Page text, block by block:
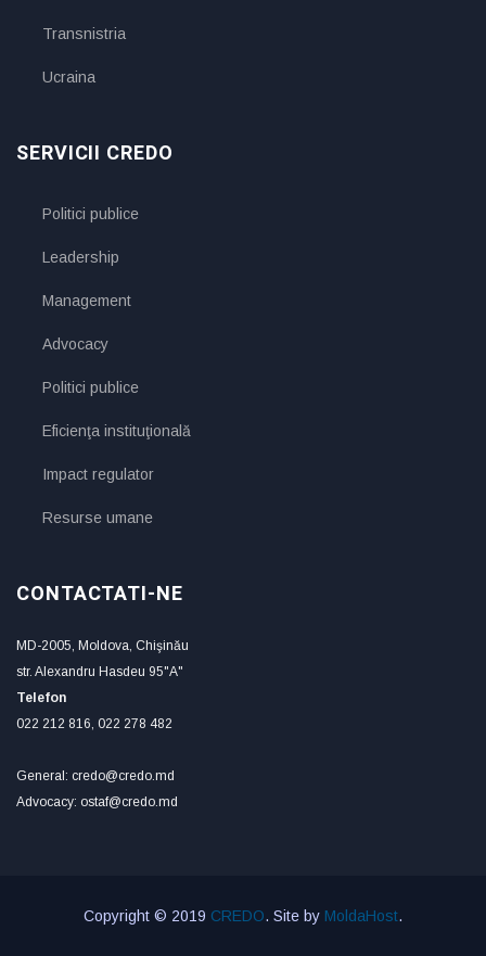
Transnistria
Ucraina
SERVICII CREDO
Politici publice
Leadership
Management
Advocacy
Politici publice
Eficienţa instituţională
Impact regulator
Resurse umane
CONTACTATI-NE
MD-2005, Moldova, Chişinău
str. Alexandru Hasdeu 95"A"
Telefon
022 212 816, 022 278 482
General: credo@credo.md
Advocacy: ostaf@credo.md
Copyright © 2019 CREDO. Site by MoldaHost.